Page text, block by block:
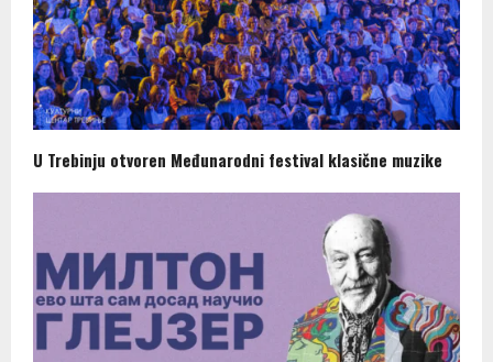
U Trebinju otvoren Međunarodni festival klasične muzike